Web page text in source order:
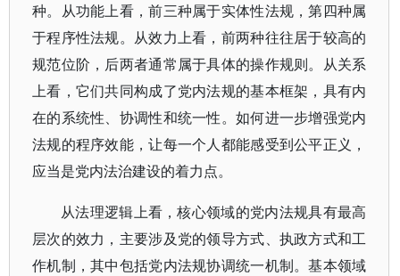
种。从功能上看，前三种属于实体性法规，第四种属
于程序性法规。从效力上看，前两种往往居于较高的
规范位阶，后两者通常属于具体的操作规则。从关系
上看，它们共同构成了党内法规的基本框架，具有内
在的系统性、协调性和统一性。如何进一步增强党内
法规的程序效能，让每一个人都能感受到公平正义，
应当是党内法治建设的着力点。
从法理逻辑上看，核心领域的党内法规具有最高
层次的效力，主要涉及党的领导方式、执政方式和工
作机制，其中包括党内法规协调统一机制。基本领域